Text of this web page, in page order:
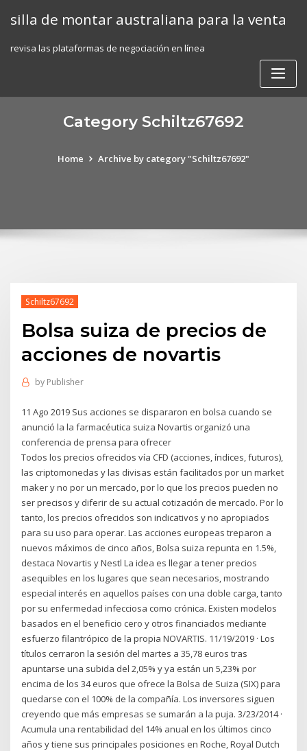
silla de montar australiana para la venta
revisa las plataformas de negociación en línea
Category Schiltz67692
Home Archive by category "Schiltz67692"
Schiltz67692
Bolsa suiza de precios de
acciones de novartis
by Publisher
11 Ago 2019 Sus acciones se dispararon en bolsa cuando se
anunció la la farmacéutica suiza Novartis organizó una
conferencia de prensa para ofrecer
Todos los precios ofrecidos vía CFD (acciones, índices, futuros),
las criptomonedas y las divisas están facilitados por un market
maker y no por un mercado, por lo que los precios pueden no
ser precisos y diferir de su actual cotización de mercado. Por lo
tanto, los precios ofrecidos son indicativos y no apropiados
para su uso para operar. Las acciones europeas treparon a
nuevos máximos de cinco años, Bolsa suiza repunta en 1.5%,
destaca Novartis y Nestl La idea es llegar a tener precios
asequibles en los lugares que sean necesarios, mostrando
especial interés en aquellos países con una doble carga, tanto
por su enfermedad infecciosa como crónica. Existen modelos
basados en el beneficio cero y otros financiados mediante
esfuerzo filantrópico de la propia NOVARTIS. 11/19/2019 · Los
títulos cerraron la sesión del martes a 35,78 euros tras
apuntarse una subida del 2,05% y ya están un 5,23% por
encima de los 34 euros que ofrece la Bolsa de Suiza (SIX) para
quedarse con el 100% de la compañía. Los inversores siguen
creyendo que más empresas se sumarán a la puja. 3/23/2014 ·
Acumula una rentabilidad del 14% anual en los últimos cinco
años y tiene sus principales posiciones en Roche, Royal Dutch